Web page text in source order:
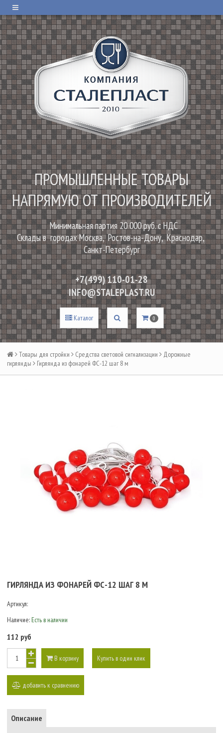
ПРОМЫШЛЕННЫЕ ТОВАРЫ
НАПРЯМУЮ ОТ ПРОИЗВОДИТЕЛЕЙ
Минимальная партия 20 000 руб. с НДС
Склады в городах Москва, Ростов-на-Дону, Краснодар,
Санкт-Петербург
+7(499) 110-01-28
INFO@STALEPLAST.RU
Каталог 0
Товары для стройки Средства световой сигнализации
Дорожные
гирлянды
Гирлянда из фонарей ФС-12 шаг 8 м
ГИРЛЯНДА ИЗ ФОНАРЕЙ ФС-12 ШАГ 8 М
Артикул:
Наличие: Есть в наличии
112 руб
В корзину Купить в один клик
добавить к сравнению
Описание